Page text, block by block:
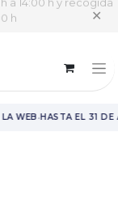
a 14:00 h y recogida
h ✕
WEB·HASTA EL 31 DE